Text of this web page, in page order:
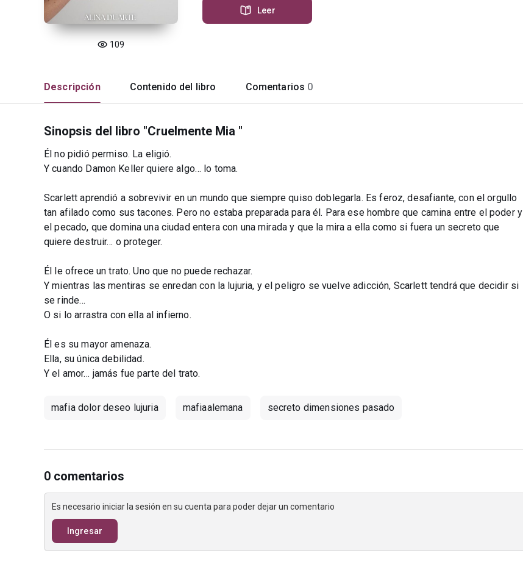
109
Leer
Descripción Contenido del libro Comentarios 0
Sinopsis del libro "Cruelmente Mia "
Él no pidió permiso. La eligió.
Y cuando Damon Keller quiere algo… lo toma.
Scarlett aprendió a sobrevivir en un mundo que siempre quiso doblegarla. Es feroz, desafiante, con el orgullo
tan afilado como sus tacones. Pero no estaba preparada para él. Para ese hombre que camina entre el poder y
el pecado, que domina una ciudad entera con una mirada y que la mira a ella como si fuera un secreto que
quiere destruir… o proteger.
Él le ofrece un trato. Uno que no puede rechazar.
Y mientras las mentiras se enredan con la lujuria, y el peligro se vuelve adicción, Scarlett tendrá que decidir si
se rinde…
O si lo arrastra con ella al infierno.
Él es su mayor amenaza.
Ella, su única debilidad.
Y el amor… jamás fue parte del trato.
mafia dolor deseo lujuria mafiaalemana secreto dimensiones pasado
0 comentarios
Es necesario iniciar la sesión en su cuenta para poder dejar un comentario
Ingresar